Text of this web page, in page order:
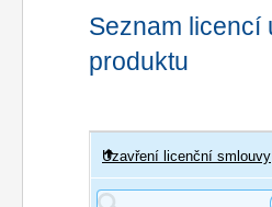
Seznam licencí
produktu
Uživatel
Uzavření licenční smlouvy